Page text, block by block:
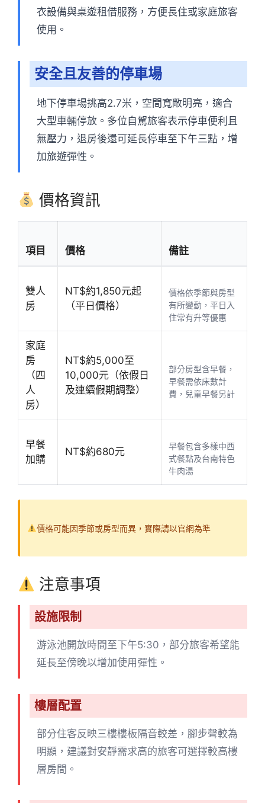
衣設備與桌遊租借服務，方便長住或家庭旅客
使用。
安全且友善的停車場
地下停車場挑高2.7米，空間寬敞明亮，適合
大型車輛停放。多位自駕旅客表示停車便利且
無壓力，退房後還可延長停車至下午三點，增
加旅遊彈性。
價格資訊
項目 價格 備註
雙人
房
NT$約1,850元起
（平日價格）
價格依季節與房型
有所變動，平日入
住常有升等優惠
家庭
房
（四
人
房）
NT$約5,000至
10,000元（依假日
及連續假期調整）
部分房型含早餐，
早餐需依床數計
費，兒童早餐另計
早餐
加購
NT$約680元
早餐包含多樣中西
式餐點及台南特色
牛肉湯
價格可能因季節或房型而異，實際請以官網為準
注意事項
設施限制
游泳池開放時間至下午5:30，部分旅客希望能
延長至傍晚以增加使用彈性。
樓層配置
部分住客反映三樓樓板隔音較差，腳步聲較為
明顯，建議對安靜需求高的旅客可選擇較高樓
層房間。